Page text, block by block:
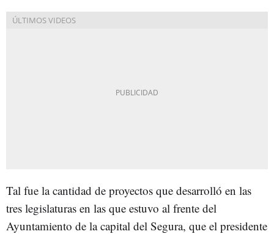
Tal fue la cantidad de proyectos que desarrolló en las
tres legislaturas en las que estuvo al frente del
Ayuntamiento de la capital del Segura, que el presidente